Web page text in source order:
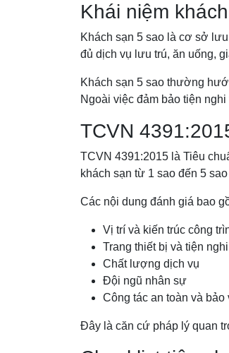
Khái niệm
Khách sạn 5 sao là cơ sở
đủ dịch vụ lưu trú, ăn uống,
Khách sạn 5 sao thường
Ngoài việc đảm bảo tiện
TCVN
TCVN 4391:2015 là Tiêu
khách sạn từ 1 sao đến 5
Các nội dung đánh giá bao
Vị trí và kiến trúc công
Trang thiết bị và tiện nghi
Chất lượng dịch vụ
Đội ngũ nhân sự
Công tác an toàn và
Đây là căn cứ pháp lý quan